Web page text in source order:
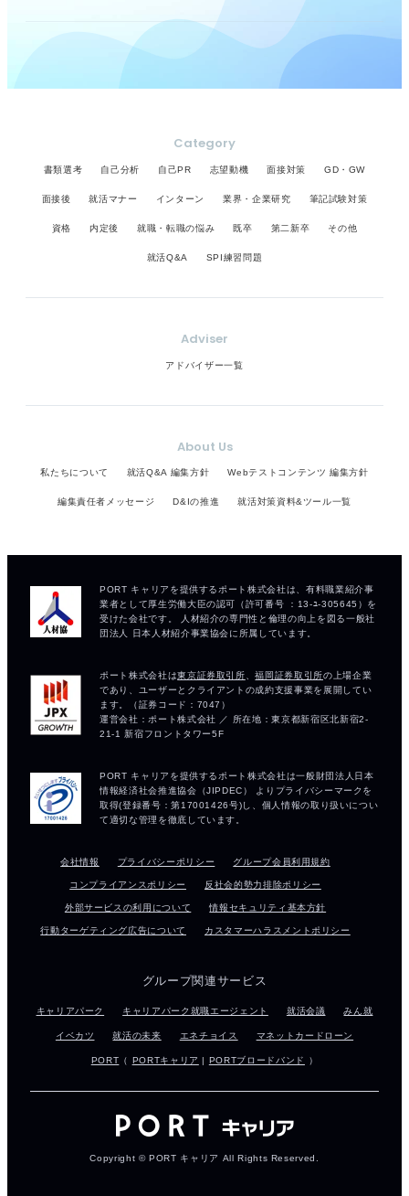
Category
書類選考 自己分析 自己PR 志望動機 面接対策 GD・GW
面接後 就活マナー インターン 業界・企業研究 筆記試験対策
資格 内定後 就職・転職の悩み 既卒 第二新卒 その他
就活Q&A SPI練習問題
Adviser
アドバイザー一覧
About Us
私たちについて 就活Q&A 編集方針 Webテストコンテンツ 編集方針
編集責任者メッセージ D&Iの推進 就活対策資料&ツール一覧
会社情報 プライバシーポリシー グループ会員利用規約
コンプライアンスポリシー 反社会的勢力排除ポリシー
外部サービスの利用について 情報セキュリティ基本方針
行動ターゲティング広告について カスタマーハラスメントポリシー